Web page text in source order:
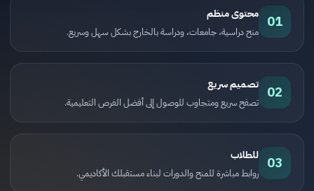
01 محتوى منظم
منح دراسية، جامعات، ودراسة بالخارج بشكل سهل وسريع.
02 تصميم سريع
تصفح سريع ومتجاوب للوصول إلى أفضل الفرص التعليمية.
03 للطلاب
روابط مباشرة للمنح والدورات لبناء مستقبلك الأكاديمي.